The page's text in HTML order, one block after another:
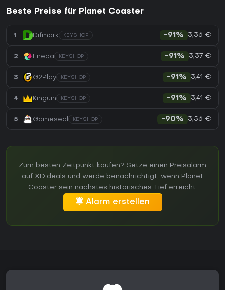
Beste Preise für Planet Coaster
1 Difmark KEYSHOP -91% 3,36 €
2 Eneba KEYSHOP -91% 3,37 €
3 G2Play KEYSHOP -91% 3,41 €
4 Kinguin KEYSHOP -91% 3,41 €
5 Gameseal KEYSHOP -90% 3,56 €
Zum besten Zeitpunkt kaufen? Setze einen Preisalarm
auf XD.deals und werde benachrichtigt, wenn Planet
Coaster sein nächstes historisches Tief erreicht.
Alarm erstellen